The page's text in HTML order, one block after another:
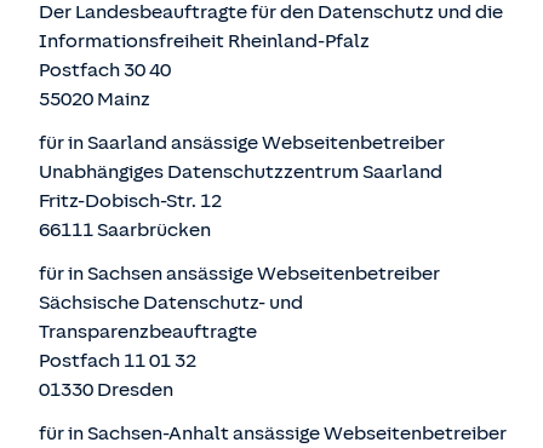
Der Landesbeauftragte für den Datenschutz und die
Informationsfreiheit Rheinland-Pfalz
Postfach 30 40
55020 Mainz
für in Saarland ansässige Webseitenbetreiber
Unabhängiges Datenschutzzentrum Saarland
Fritz-Dobisch-Str. 12
66111 Saarbrücken
für in Sachsen ansässige Webseitenbetreiber
Sächsische Datenschutz- und
Transparenzbeauftragte
Postfach 11 01 32
01330 Dresden
für in Sachsen-Anhalt ansässige Webseitenbetreiber